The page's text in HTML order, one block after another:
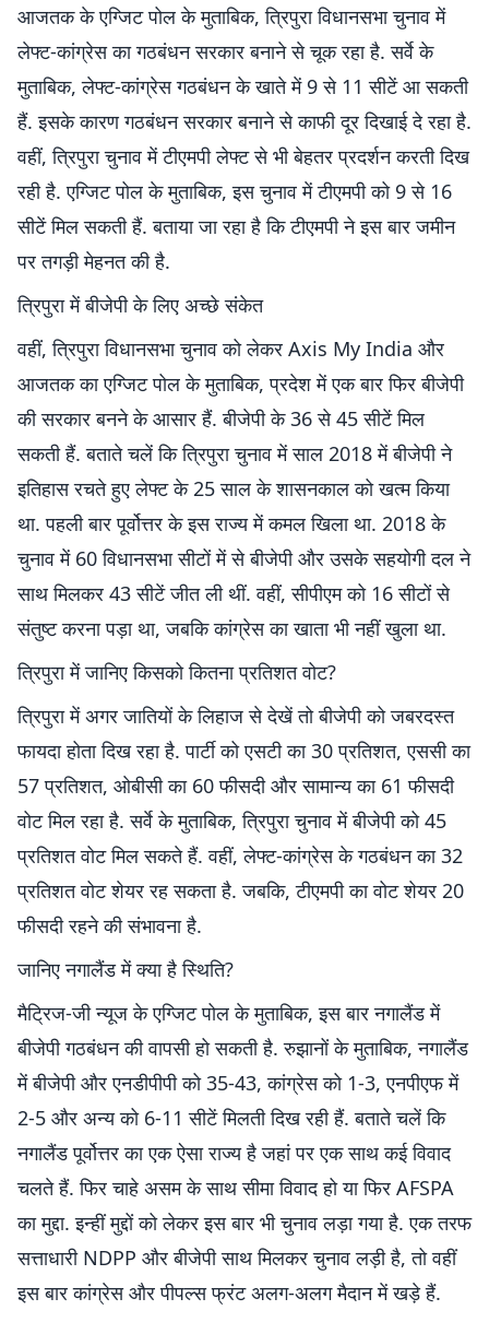
आजतक के एग्जिट पोल के मुताबिक, त्रिपुरा विधानसभा चुनाव में
लेफ्ट-कांग्रेस का गठबंधन सरकार बनाने से चूक रहा है. सर्वे के
मुताबिक, लेफ्ट-कांग्रेस गठबंधन के खाते में 9 से 11 सीटें आ सकती
हैं. इसके कारण गठबंधन सरकार बनाने से काफी दूर दिखाई दे रहा है.
वहीं, त्रिपुरा चुनाव में टीएमपी लेफ्ट से भी बेहतर प्रदर्शन करती दिख
रही है. एग्जिट पोल के मुताबिक, इस चुनाव में टीएमपी को 9 से 16
सीटें मिल सकती हैं. बताया जा रहा है कि टीएमपी ने इस बार जमीन
पर तगड़ी मेहनत की है.
त्रिपुरा में बीजेपी के लिए अच्छे संकेत
वहीं, त्रिपुरा विधानसभा चुनाव को लेकर Axis My India और
आजतक का एग्जिट पोल के मुताबिक, प्रदेश में एक बार फिर बीजेपी
की सरकार बनने के आसार हैं. बीजेपी के 36 से 45 सीटें मिल
सकती हैं. बताते चलें कि त्रिपुरा चुनाव में साल 2018 में बीजेपी ने
इतिहास रचते हुए लेफ्ट के 25 साल के शासनकाल को खत्म किया
था. पहली बार पूर्वोत्तर के इस राज्य में कमल खिला था. 2018 के
चुनाव में 60 विधानसभा सीटों में से बीजेपी और उसके सहयोगी दल ने
साथ मिलकर 43 सीटें जीत ली थीं. वहीं, सीपीएम को 16 सीटों से
संतुष्ट करना पड़ा था, जबकि कांग्रेस का खाता भी नहीं खुला था.
त्रिपुरा में जानिए किसको कितना प्रतिशत वोट?
त्रिपुरा में अगर जातियों के लिहाज से देखें तो बीजेपी को जबरदस्त
फायदा होता दिख रहा है. पार्टी को एसटी का 30 प्रतिशत, एससी का
57 प्रतिशत, ओबीसी का 60 फीसदी और सामान्य का 61 फीसदी
वोट मिल रहा है. सर्वे के मुताबिक, त्रिपुरा चुनाव में बीजेपी को 45
प्रतिशत वोट मिल सकते हैं. वहीं, लेफ्ट-कांग्रेस के गठबंधन का 32
प्रतिशत वोट शेयर रह सकता है. जबकि, टीएमपी का वोट शेयर 20
फीसदी रहने की संभावना है.
जानिए नगालैंड में क्या है स्थिति?
मैट्रिज-जी न्यूज के एग्जिट पोल के मुताबिक, इस बार नगालैंड में
बीजेपी गठबंधन की वापसी हो सकती है. रुझानों के मुताबिक, नगालैंड
में बीजेपी और एनडीपीपी को 35-43, कांग्रेस को 1-3, एनपीएफ में
2-5 और अन्य को 6-11 सीटें मिलती दिख रही हैं. बताते चलें कि
नगालैंड पूर्वोत्तर का एक ऐसा राज्य है जहां पर एक साथ कई विवाद
चलते हैं. फिर चाहे असम के साथ सीमा विवाद हो या फिर AFSPA
का मुद्दा. इन्हीं मुद्दों को लेकर इस बार भी चुनाव लड़ा गया है. एक तरफ
सत्ताधारी NDPP और बीजेपी साथ मिलकर चुनाव लड़ी है, तो वहीं
इस बार कांग्रेस और पीपल्स फ्रंट अलग-अलग मैदान में खड़े हैं.